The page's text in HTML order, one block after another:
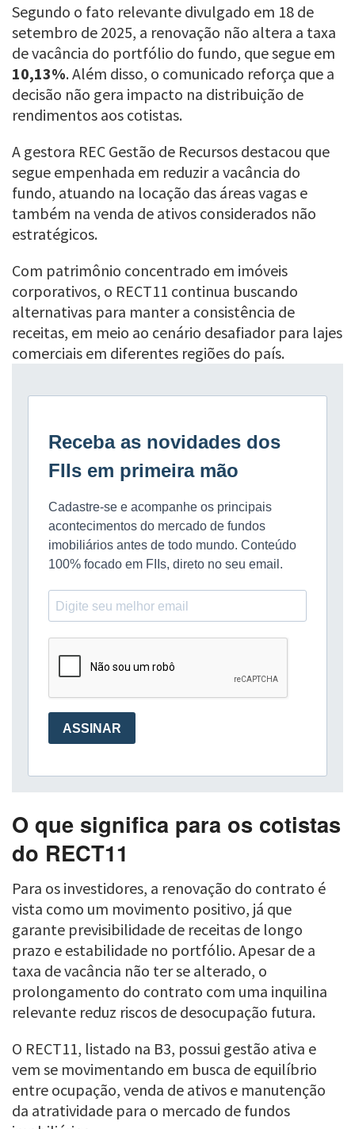
Segundo o fato relevante divulgado em 18 de
setembro de 2025, a renovação não altera a taxa
de vacância do portfólio do fundo, que segue em
10,13%. Além disso, o comunicado reforça que a
decisão não gera impacto na distribuição de
rendimentos aos cotistas.
A gestora REC Gestão de Recursos destacou que
segue empenhada em reduzir a vacância do
fundo, atuando na locação das áreas vagas e
também na venda de ativos considerados não
estratégicos.
Com patrimônio concentrado em imóveis
corporativos, o RECT11 continua buscando
alternativas para manter a consistência de
receitas, em meio ao cenário desafiador para lajes
comerciais em diferentes regiões do país.
O que significa para os cotistas
do RECT11
Para os investidores, a renovação do contrato é
vista como um movimento positivo, já que
garante previsibilidade de receitas de longo
prazo e estabilidade no portfólio. Apesar de a
taxa de vacância não ter se alterado, o
prolongamento do contrato com uma inquilina
relevante reduz riscos de desocupação futura.
O RECT11, listado na B3, possui gestão ativa e
vem se movimentando em busca de equilíbrio
entre ocupação, venda de ativos e manutenção
da atratividade para o mercado de fundos